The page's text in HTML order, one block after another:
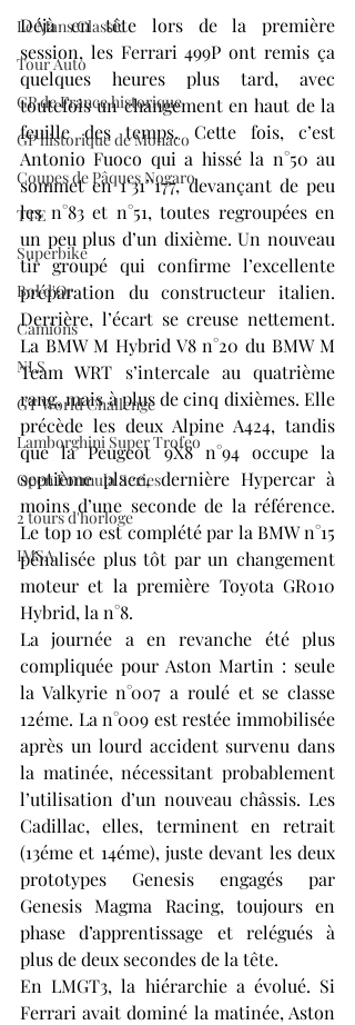
Le Mans Classic
Tour Auto
GP de France historique
GP historique de Monaco
Coupes de Pâques Nogaro
TTE
Superbike
Bol d'Or
Camions
NLS
GT World Challenge
Lamborghini Super Trofeo
Open Formula Series
2 tours d'horloge
IMSA
Déjà en tête lors de la première
session, les Ferrari 499P ont remis ça
quelques heures plus tard, avec
toutefois un changement en haut de la
feuille des temps. Cette fois, c’est
Antonio Fuoco qui a hissé la n°50 au
sommet en 1’31’’177, devançant de peu
les n°83 et n°51, toutes regroupées en
un peu plus d’un dixième. Un nouveau
tir groupé qui confirme l’excellente
préparation du constructeur italien.
Derrière, l’écart se creuse nettement.
La BMW M Hybrid V8 n°20 du BMW M
Team WRT s’intercale au quatrième
rang, mais à plus de cinq dixièmes. Elle
précède les deux Alpine A424, tandis
que la Peugeot 9X8 n°94 occupe la
septième place, dernière Hypercar à
moins d’une seconde de la référence.
Le top 10 est complété par la BMW n°15
pénalisée plus tôt par un changement
moteur et la première Toyota GR010
Hybrid, la n°8.
La journée a en revanche été plus
compliquée pour Aston Martin : seule
la Valkyrie n°007 a roulé et se classe
12éme. La n°009 est restée immobilisée
après un lourd accident survenu dans
la matinée, nécessitant probablement
l’utilisation d’un nouveau châssis. Les
Cadillac, elles, terminent en retrait
(13éme et 14éme), juste devant les deux
prototypes Genesis engagés par
Genesis Magma Racing, toujours en
phase d’apprentissage et relégués à
plus de deux secondes de la tête.
En LMGT3, la hiérarchie a évolué. Si
Ferrari avait dominé la matinée, Aston